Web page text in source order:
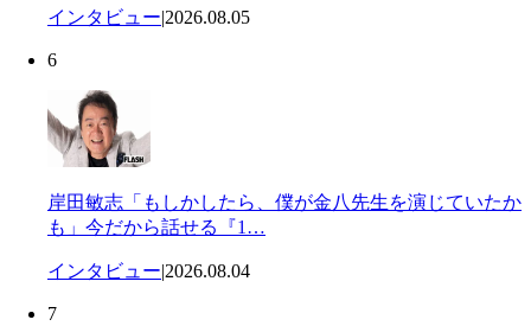
インタビュー|2026.08.05
6
岸田敏志「もしかしたら、僕が金八先生を演じていたか
も」今だから話せる『1…
インタビュー|2026.08.04
7